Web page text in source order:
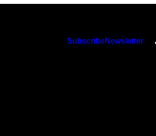
SubscribeNewsletter